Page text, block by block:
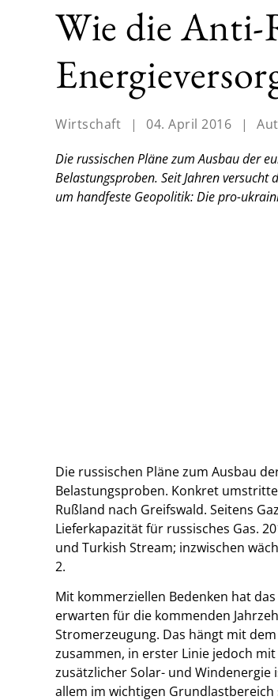
Wie die Anti-
Wirtschaft | 04. April 2016 |
Die russischen Pläne zum Ausbau der
Belastungsproben. Seit Jahren
um handfeste Geopolitik: Die pro-
Die russischen Pläne zum Ausbau
Belastungsproben. Konkret
Rußland nach Greifswald. Seitens
Lieferkapazität für russisches Gas.
und Turkish Stream; inzwischen
2.
Mit kommerziellen Bedenken hat
erwarten für die kommenden
Stromerzeugung. Das hängt mit
zusammen, in erster Linie jedoch
zusätzlicher Solar- und Windenergie
allem im wichtigen